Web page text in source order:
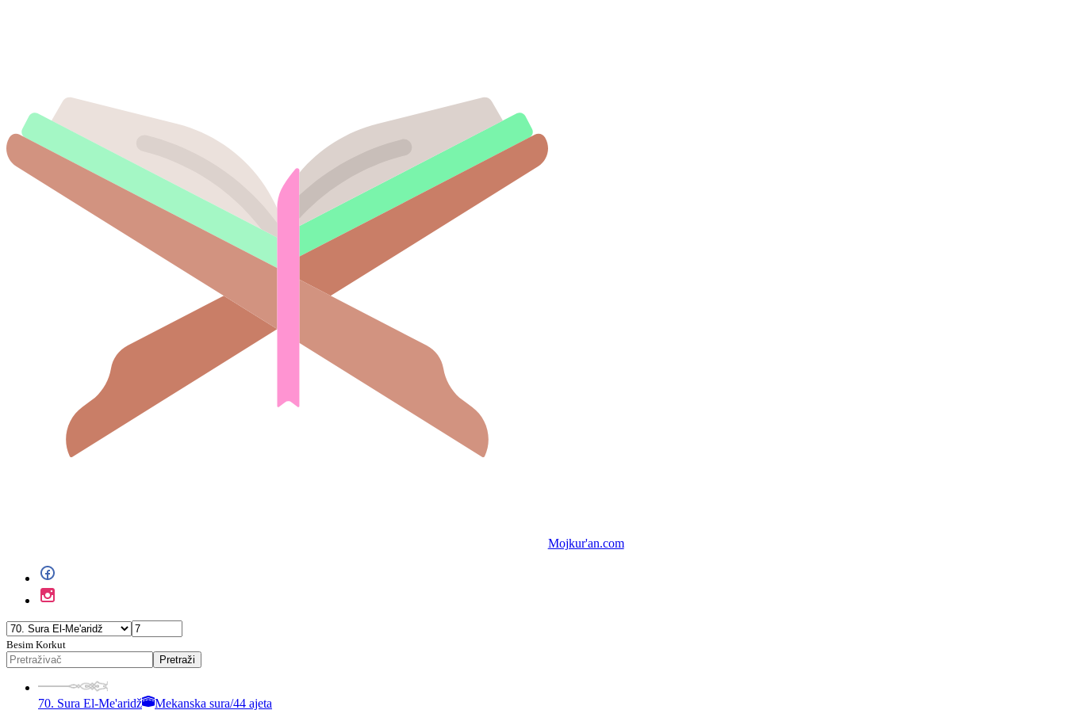
Mojkur'an.com
Besim Korkut
Pretraži
70. Sura El-Me'aridž Mekanska sura/44 ajeta